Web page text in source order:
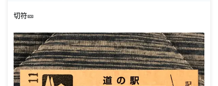
切符🎫